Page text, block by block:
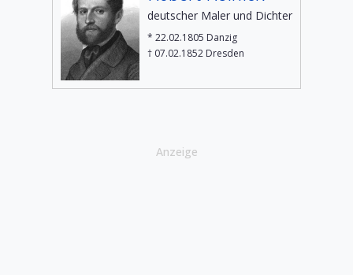
deutscher Maler und Dichter
* 22.02.1805 Danzig
† 07.02.1852 Dresden
Anzeige